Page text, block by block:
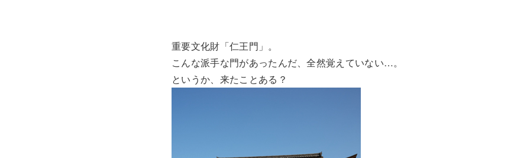
重要文化財「仁王門」。
こんな派手な門があったんだ、全然覚えていない…。
というか、来たことある？